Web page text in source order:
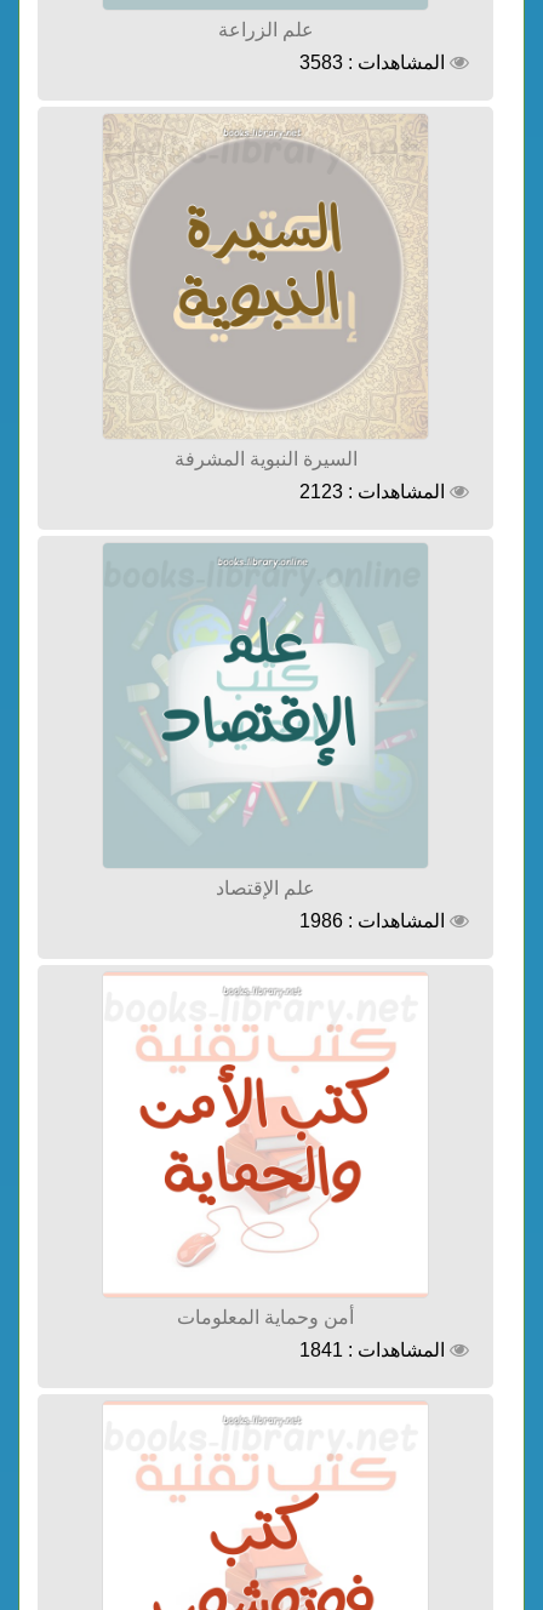
علم الزراعة
المشاهدات : 3583
السيرة النبوية المشرفة
المشاهدات : 2123
علم الإقتصاد
المشاهدات : 1986
أمن وحماية المعلومات
المشاهدات : 1841